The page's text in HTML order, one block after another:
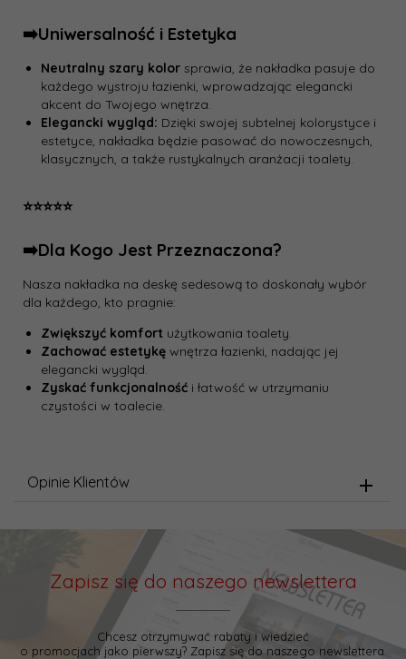
➡️Uniwersalność i Estetyka
Neutralny szary kolor sprawia, że nakładka pasuje do
każdego wystroju łazienki, wprowadzając elegancki
akcent do Twojego wnętrza.
Elegancki wygląd: Dzięki swojej subtelnej kolorystyce i
estetyce, nakładka będzie pasować do nowoczesnych,
klasycznych, a także rustykalnych aranżacji toalety.
⭐️⭐️⭐️⭐️⭐️
➡️Dla Kogo Jest Przeznaczona?
Nasza nakładka na deskę sedesową to doskonały wybór
dla każdego, kto pragnie:
Zwiększyć komfort użytkowania toalety.
Zachować estetykę wnętrza łazienki, nadając jej
elegancki wygląd.
Zyskać funkcjonalność i łatwość w utrzymaniu
czystości w toalecie.
Opinie Klientów
Zapisz się do naszego newslettera
Chcesz otrzymywać rabaty i wiedzieć
o promocjach jako pierwszy? Zapisz się do naszego newslettera.